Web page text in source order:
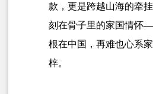
款，更是跨越山海的牵
刻在骨子里的家国情怀
根在中国，再难也心系
梓。